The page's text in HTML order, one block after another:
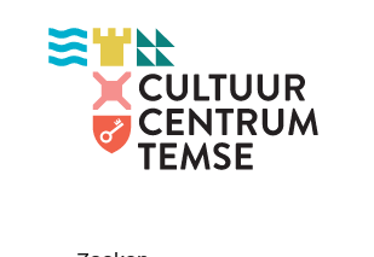
Naar inhoud
CCTemse